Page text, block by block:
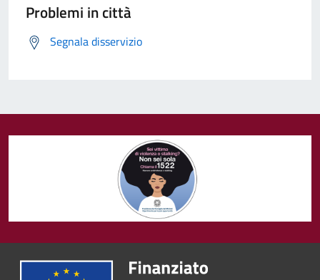
Problemi in città
Segnala disservizio